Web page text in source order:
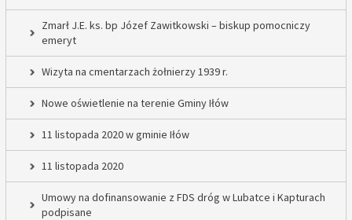
Zmarł J.E. ks. bp Józef Zawitkowski – biskup pomocniczy
emeryt
Wizyta na cmentarzach żołnierzy 1939 r.
Nowe oświetlenie na terenie Gminy Iłów
11 listopada 2020 w gminie Iłów
11 listopada 2020
Umowy na dofinansowanie z FDS dróg w Lubatce i Kapturach
podpisane